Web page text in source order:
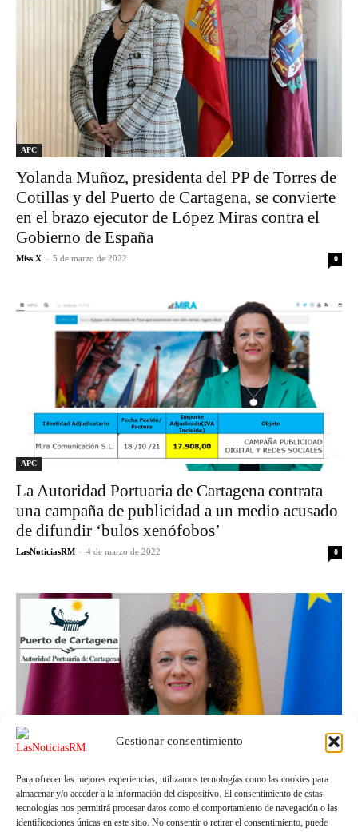
Gestionar consentimiento
Para ofrecer las mejores experiencias, utilizamos tecnologías como las cookies para
almacenar y/o acceder a la información del dispositivo. El consentimiento de estas
tecnologías nos permitirá procesar datos como el comportamiento de navegación o las
identificaciones únicas en este sitio. No consentir o retirar el consentimiento, puede
APC
Yolanda Muñoz, presidenta del PP de Torres de
Cotillas y del Puerto de Cartagena, se convierte
en el brazo ejecutor de López Miras contra el
Gobierno de España
Miss X - 5 de marzo de 2022 0
APC
La Autoridad Portuaria de Cartagena contrata
una campaña de publicidad a un medio acusado
de difundir ‘bulos xenófobos’
LasNoticiasRM - 4 de marzo de 2022 0
APC
La UDEF investiga una supuesta trama de